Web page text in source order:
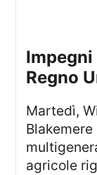
Impegni personali in tutto il
Regno
Martedì, William ha visitato la Lower
agricole